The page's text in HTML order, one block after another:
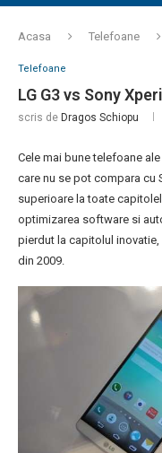
Acasa Telefoane
Telefoane
LG G3 vs Sony
scris de Dragos Schiopu
Cele mai bune telefoane
care nu se pot compara cu
superioare la toate
optimizarea software si
pierdut la capitolul
din 2009.